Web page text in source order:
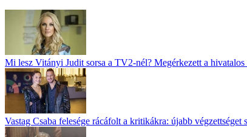
Mi lesz Vitányi Judit sorsa a TV2-nél? Megérkezett a hivatalos
Vastag Csaba felesége rácáfolt a kritikákra: újabb végzettséget